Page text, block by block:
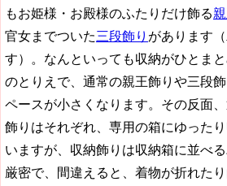
もお姫様・お殿様のふたりだけ飾る
官女までついた三段飾り があります
す）。なんといっても収納がひとま
のとりえで、通常の親王飾りや三段
ペースが小さくなります。その反面
飾りはそれぞれ、専用の箱にゆった
いますが、収納飾りは収納箱に並べ
厳密で、間違えると、着物が折れた